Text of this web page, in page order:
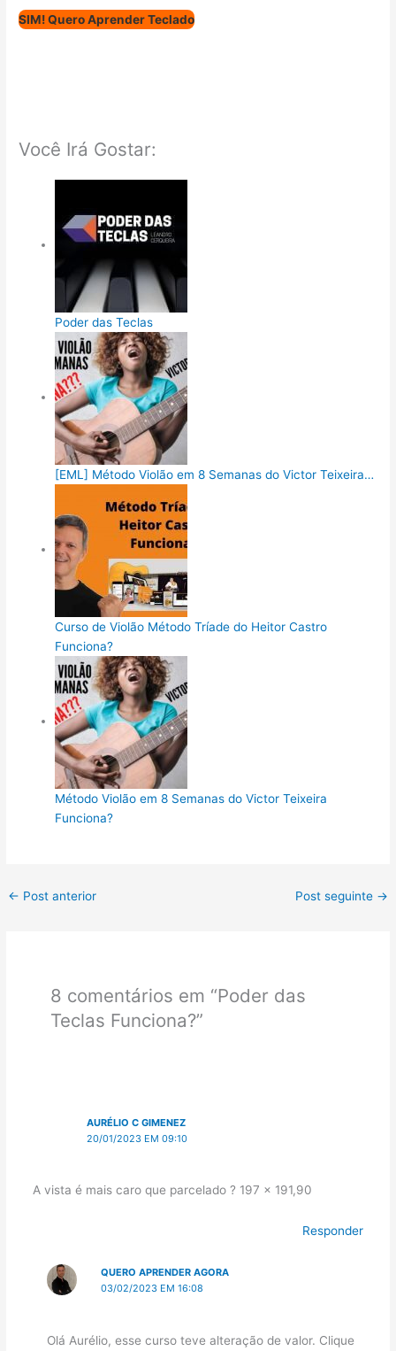
SIM! Quero AprenderTeclado
Você Irá Gostar:
Poder das Teclas
[EML] Método Violão em 8 Semanas do Victor Teixeira…
Curso de Violão Método Tríade do Heitor Castro
Funciona?
Método Violão em 8 Semanas do Victor Teixeira
Funciona?
← Post anterior Post seguinte →
8 comentários em “Poder das
Teclas Funciona?”
AURÉLIO C GIMENEZ
20/01/2023 EM 09:10
A vista é mais caro que parcelado ? 197 x 191,90
Responder
QUERO APRENDER AGORA
03/02/2023 EM 16:08
Olá Aurélio, esse curso teve alteração de valor. Clique